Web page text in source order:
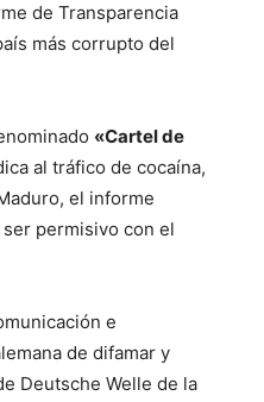
de Transparencia
más corrupto del
«Cartel de
al tráfico de cocaína,
el informe
permisivo con el
e
de difamar y
Deutsche Welle de la